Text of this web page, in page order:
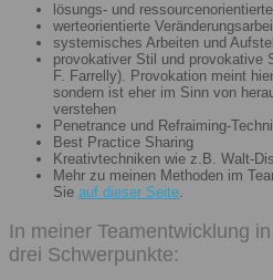
lösungs- und
werteorientierte
systemisches Arbeiten und
provokativer Stil und provokative
F. Farrelly). Provokation meint
sondern ist eher im Sinn von
verstehen
Penetrance und Refraiming-
Best Practice Sharing
Kreativtechniken wie z.B. Walt-
Mehr zu meinen Methoden im
Sie auf dieser Seite.
In meiner Teamentwicklung
drei Schwerpunkte: